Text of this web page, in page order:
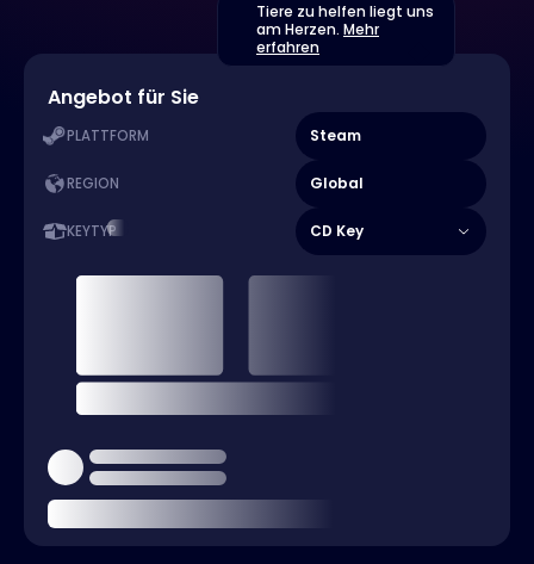
Tiere zu helfen liegt uns
am Herzen. Mehr
erfahren
Angebot für Sie
PLATTFORM Steam
REGION Global
KEYTYP CD Key